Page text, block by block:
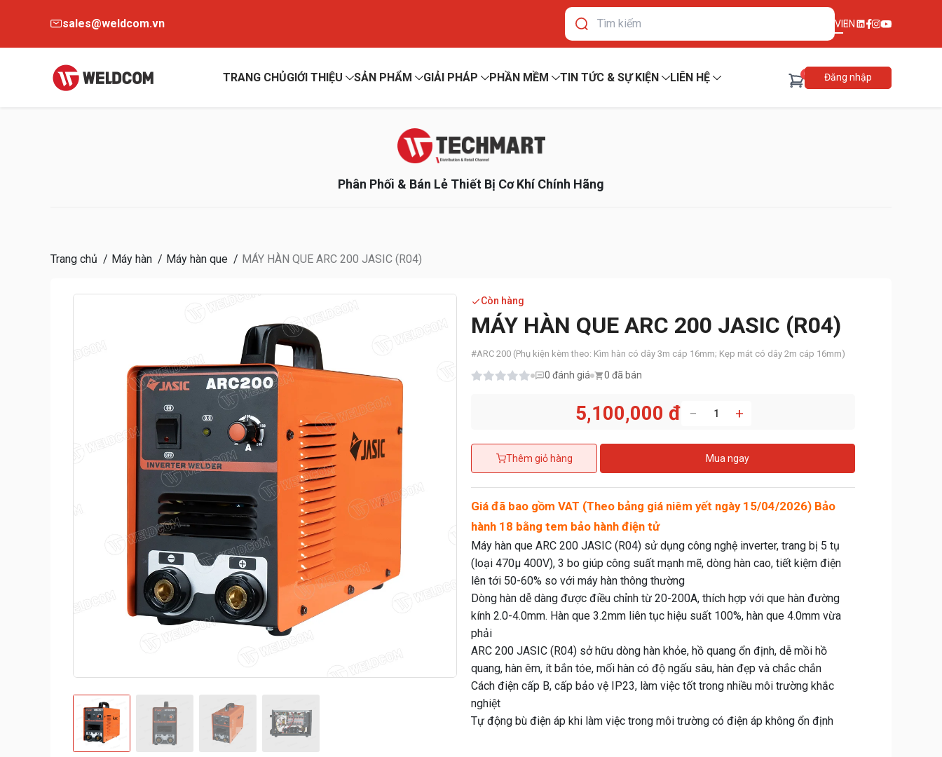
sales@weldcom.vn VIEN
TRANG CHỦGIỚI THIỆU SẢN PHẨM GIẢI PHÁP PHẦN MỀM TIN TỨC & SỰ KIỆN LIÊN HỆ 0 Đăng nhập
Phân Phối & Bán Lẻ Thiết Bị Cơ Khí Chính Hãng
Trang chủ Máy hàn Máy hàn que MÁY HÀN QUE ARC 200 JASIC (R04)
Còn hàng
MÁY HÀN QUE ARC 200 JASIC (R04)
#ARC 200 (Phụ kiện kèm theo: Kìm hàn có dây 3m cáp 16mm; Kẹp mát có dây 2m cáp 16mm)
0 đánh giá 0 đã bán
5,100,000 đ − +
Thêm giỏ hàng Mua ngay
Giá đã bao gồm VAT (Theo bảng giá niêm yết ngày 15/04/2026) Bảo
hành 18 bằng tem bảo hành điện tử
Máy hàn que ARC 200 JASIC (R04) sử dụng công nghệ inverter, trang bị 5 tụ
(loại 470µ 400V), 3 bo giúp công suất mạnh mẽ, dòng hàn cao, tiết kiệm điện
lên tới 50-60% so với máy hàn thông thường
Dòng hàn dễ dàng được điều chỉnh từ 20-200A, thích hợp với que hàn đường
kính 2.0-4.0mm. Hàn que 3.2mm liên tục hiệu suất 100%, hàn que 4.0mm vừa
phải
ARC 200 JASIC (R04) sở hữu dòng hàn khỏe, hồ quang ổn định, dễ mồi hồ
quang, hàn êm, ít bắn tóe, mối hàn có độ ngấu sâu, hàn đẹp và chắc chắn
Cách điện cấp B, cấp bảo vệ IP23, làm việc tốt trong nhiều môi trường khắc
nghiệt
Tự động bù điện áp khi làm việc trong môi trường có điện áp không ổn định